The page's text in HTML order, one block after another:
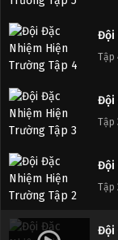
Đội
Tập
Đội
Tập
Đội
Tập
Đội